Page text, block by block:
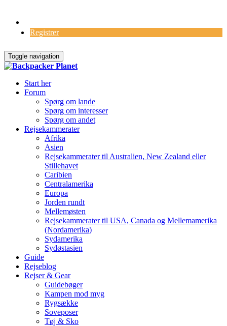
Registrer
Toggle navigation
Start her
Forum
Spørg om lande
Spørg om interesser
Spørg om andet
Rejsekammerater
Afrika
Asien
Rejsekammerater til Australien, New Zealand eller
Stillehavet
Caribien
Centralamerika
Europa
Jorden rundt
Mellemøsten
Rejsekammerater til USA, Canada og Mellemamerika
(Nordamerika)
Sydamerika
Sydøstasien
Guide
Rejseblog
Rejser & Gear
Guidebøger
Kampen mod myg
Rygsække
Soveposer
Tøj & Sko